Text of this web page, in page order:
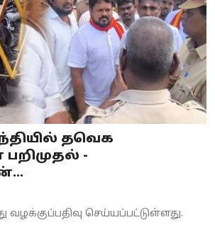
தவெக
-
செய்யப்பட்டுள்ளது.